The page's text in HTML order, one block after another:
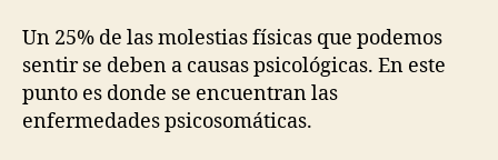
Un 25% de las molestias físicas que podemos
sentir se deben a causas psicológicas. En este
punto es donde se encuentran las
enfermedades psicosomáticas.